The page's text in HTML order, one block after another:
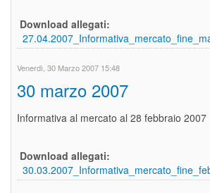
Download allegati:
Venerdì, 30 Marzo 2007 15:48
30 marzo 2007
Informativa al mercato al 28 febbraio 2007
Download allegati: